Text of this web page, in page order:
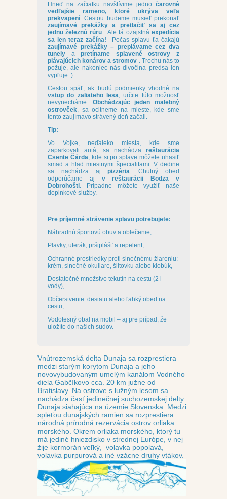
Hneď na začiatku navštívime jedno čarovné
vedľajšie rameno, ktoré ukrýva veľa
prekvapení. Cestou budeme musieť prekonať
zaujímavé prekážky a pretlačiť sa aj cez
jednu železnú rúru. Ale tá ozajstnáexpedícia
sa len teraz začína!
Počas splavu ťa čakajú
zaujímavé prekážky – preplávame cez dva
tunely apretíname splavené ostrovy z
plávajúcich konárov a stromov . Trochu nás to
požuje, ale nakoniec nás divočina predsa len
vypľuje :)
Cestou späť, ak budú podmienky vhodné na
vstup do zaliateho lesa, určite túto možnosť
nevynecháme. Obchádzajúc jeden malebný
ostrovček, sa ocitneme na mieste, kde sme
tento zaujímavo strávený deň začali.
Tip:
Vo Vojke, neďaleko miesta, kde sme
zaparkovali autá, sa nachádzareštaurácia
Csente Čárda, kde si po splave môžete uhasiť
smäd a hlad miestnymi špecialitami. V dedine
sa nachádza aj pizzéria. Chutný obed
odporúčame aj v reštaurácii Bodza v
Dobrohošti. Prípadne môžete využiť naše
doplnkové služby.
Pre príjemné strávenie splavu potrebujete:
Náhradnú športovú obuv a oblečenie,
Plavky, uterák, pršiplášť a repelent,
Ochranné prostriedky proti slnečnému žiareniu:
krém, slnečné okuliare, šiltovku alebo klobúk,
Dostatočné množstvo tekutín na cestu (2 l
vody),
Občerstvenie: desiatu alebo ľahký obed na
cestu,
Vodotesný obal na mobil – aj pre prípad, že
uložíte do našich sudov.
Vnútrozemská delta Dunaja sa rozprestiera
medzi starým korytom Dunaja a jeho
novovybudovaným umelým kanálom Vodného
diela Gabčíkovo cca. 20 km južne od
Bratislavy. Na ostrove s lužným lesom sa
nachádza časť jedinečnej suchozemskej delty
Dunaja siahajúca na územie Slovenska. Medzi
spleťou dunajských ramien sa rozprestiera
národná prírodná rezervácia ostrov orliaka
morského. Okrem orliaka morského, ktorý tu
má jediné hniezdisko v strednej Európe, v nej
žije kormorán veľký, volavka popolavá,
volavka purpurová a iné vzácne druhy vtákov.